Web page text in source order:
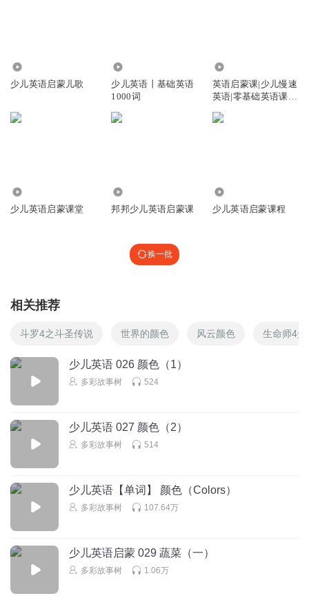
少儿英语启蒙儿歌
少儿英语丨基础英语
1000词
英语启蒙课|少儿慢速
英语|零基础英语课|
少儿英语启蒙课堂 邦邦少儿英语启蒙课 少儿英语启蒙课程
换一批
相关推荐
斗罗4之斗圣传说 世界的颜色 风云颜色 生命师4
少儿英语 026 颜色（1）
多彩故事树 524
少儿英语 027 颜色（2）
多彩故事树 514
少儿英语【单词】 颜色（Colors）
多彩故事树 107.64万
少儿英语启蒙 029 蔬菜（一）
多彩故事树 1.06万